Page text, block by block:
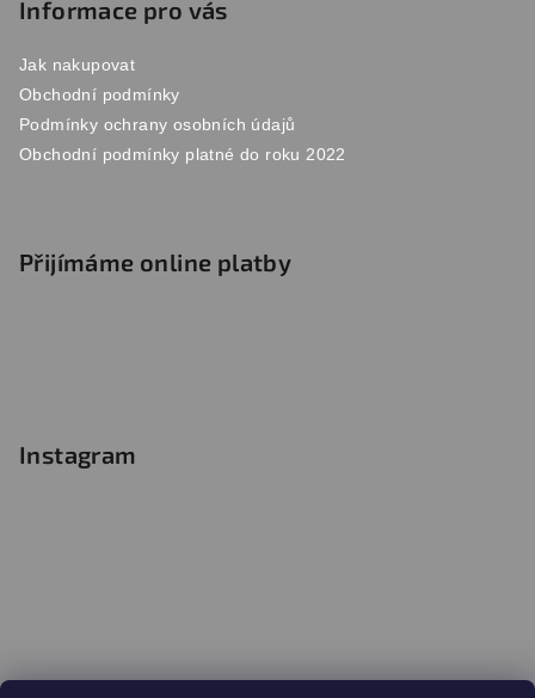
Informace pro vás
Jak nakupovat
Obchodní podmínky
Podmínky ochrany osobních údajů
Obchodní podmínky platné do roku 2022
Přijímáme online platby
Instagram